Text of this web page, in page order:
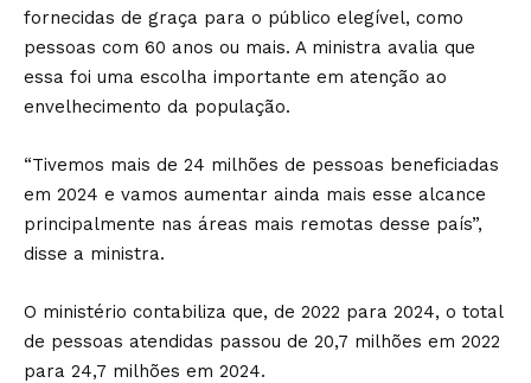
fornecidas de graça para o público elegível, como
pessoas com 60 anos ou mais. A ministra avalia que
essa foi uma escolha importante em atenção ao
envelhecimento da população.
“Tivemos mais de 24 milhões de pessoas beneficiadas
em 2024 e vamos aumentar ainda mais esse alcance
principalmente nas áreas mais remotas desse país”,
disse a ministra.
O ministério contabiliza que, de 2022 para 2024, o total
de pessoas atendidas passou de 20,7 milhões em 2022
para 24,7 milhões em 2024.